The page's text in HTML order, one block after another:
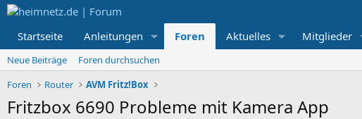
Startseite Anleitungen Foren Aktuelles Mitglieder
Neue Beiträge
Foren durchsuchen
Foren
Router AVM Fritz!Box
Fritzbox 6690 Probleme mit Kamera App